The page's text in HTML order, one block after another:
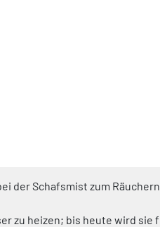
der Schafsmist zum
zu heizen; bis heute wird